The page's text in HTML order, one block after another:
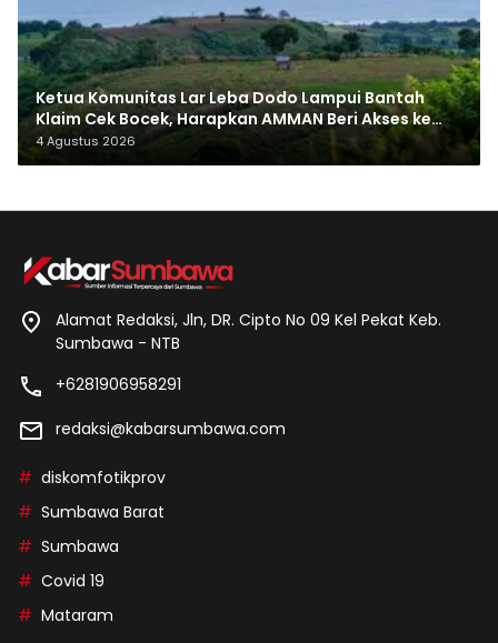
Ketua Komunitas Lar Leba Dodo Lampui Bantah
Klaim Cek Bocek, Harapkan AMMAN Beri Akses ke
Makam Leluhur
4 Agustus 2026
Alamat Redaksi, Jln, DR. Cipto No 09 Kel Pekat Keb.
Sumbawa - NTB
+6281906958291
redaksi@kabarsumbawa.com
diskomfotikprov
Sumbawa Barat
Sumbawa
Covid 19
Mataram